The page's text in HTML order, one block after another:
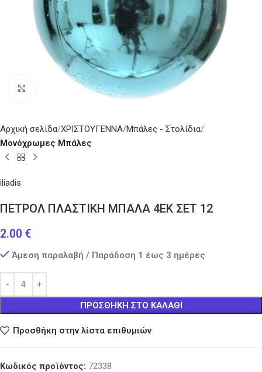
Κάντε κλικ για μεγέθυνση
Αρχική σελίδα ΧΡΙΣΤΟΥΓΕΝΝΑ Μπάλες - Στολίδια
Μονόχρωμες Μπάλες
iliadis
ΠΕΤΡΟΛ ΠΛΑΣΤΙΚΗ ΜΠΑΛΑ 4ΕΚ ΣΕΤ 12
2.00 €
Άμεση παραλαβή / Παράδοση 1 έως 3 ημέρες
ΠΡΟΣΘΉΚΗ ΣΤΟ ΚΑΛΆΘΙ
Προσθήκη στην λίστα επιθυμιών
Κωδικός προϊόντος: 72338